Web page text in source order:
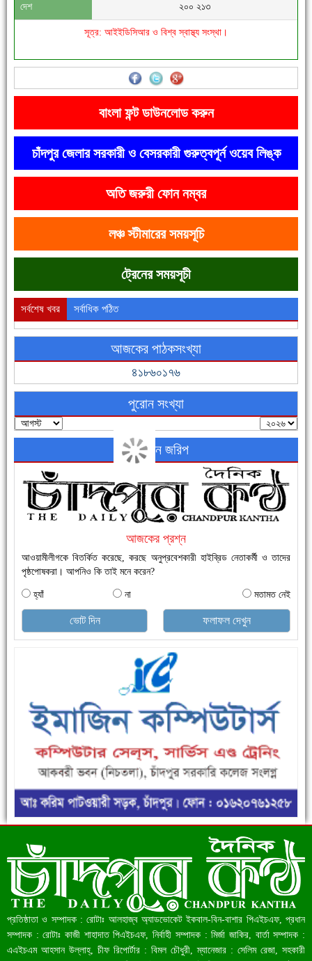
দেশে রাস্তাঘাটসহ অনেক কিছুই হয়েছে, বাড়েনি কর্মসংস্থান
ফরিদগঞ্জের ভূমিহীন ২০ পরিবার আজ নিজের পাকা ঘরে উঠছে
নতুনবাজার ফাঁড়ি পুলিশের অভিযানে ৪০ পিচ ইয়াবাসহ ১ জন গ্রেফতার
এক সপ্তাহে শনাক্ত বেড়েছে ৫৫%, মৃত্যু ৪৬%
ফরিদগঞ্জে ড্রেন ও সড়ক নির্মাণে ধীরগতি জনদুর্ভোগ চরমে
রেকর্ড ৪৫.৪৬ বিলিয়ন ডলারের রিজার্ভ
বাংলাদেশ আজ মধ্যম আয়ের দেশে উন্নীত হওয়ার পথে
দেশ ২০০ ২১৩
সূত্র: আইইডিসিআর ও বিশ্ব স্বাস্থ্য সংস্থা।
বাংলা ফন্ট ডাউনলোড করুন
চাঁদপুর জেলার সরকারী ও বেসরকারী গুরুত্বপূর্ন ওয়েব লিঙ্ক
অতি জরুরী ফোন নম্বর
লঞ্চ স্টীমারের সময়সূচি
ট্রেনের সময়সূচী
সর্বশেষ খবর সর্বাধিক পঠিত
আজকের পাঠকসংখ্যা
৪১৮৬০১৭৬
পুরোন সংখ্যা
অনলাইন জরিপ
আজকের প্রশ্ন
আওয়ামীলীগকে বিতর্কিত করেছে, করছে অনুপ্রবেশকারী হাইব্রিড নেতাকর্মী ও তাদের
পৃষ্ঠপোষকরা। আপনিও কি তাই মনে করেন?
হ্যাঁ না মতামত নেই
ভোট দিন ফলাফল দেখুন
প্রতিষ্ঠাতা ও সম্পাদক : রোটাঃ আলহাজ্ব অ্যাডভোকেট ইকবাল-বিন-বাশার পিএইচএফ, প্রধান
সম্পাদক : রোটাঃ কাজী শাহাদাত পিএইচএফ, নির্বাহী সম্পাদক : মির্জা জাকির, বার্তা সম্পাদক :
এএইচএম আহসান উল্লাহ্, চীফ রিপোর্টার : বিমল চৌধুরী, ম্যানেজার : সেলিম রেজা, সহকারী